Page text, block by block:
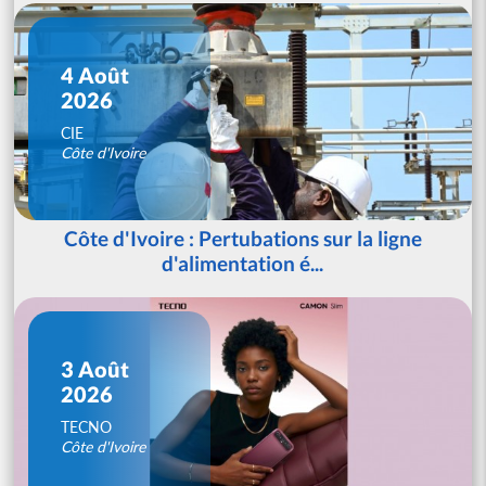
4 Août
2026
CIE
Côte d'Ivoire
Côte d'Ivoire : Pertubations sur la ligne
d'alimentation é...
3 Août
2026
TECNO
Côte d'Ivoire